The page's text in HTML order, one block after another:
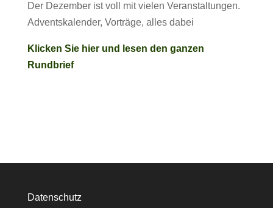
Der Dezember ist voll mit vielen Veranstaltungen.
Adventskalender, Vorträge, alles dabei
Klicken Sie hier und lesen den ganzen
Rundbrief
Datenschutz